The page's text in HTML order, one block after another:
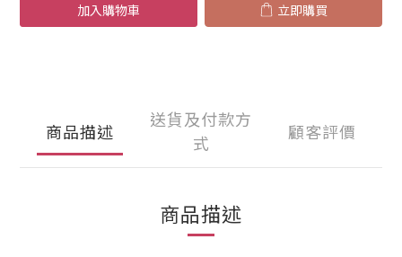
加入購物車 立即購買
商品描述
送貨及付款方
式
顧客評價
商品描述